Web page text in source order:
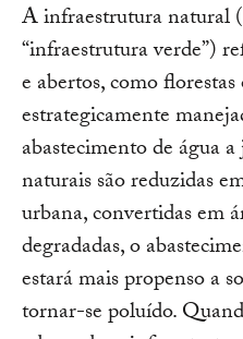
A infraestrutura natural
“infraestrutura verde”)
e abertos, como
estrategicamente
abastecimento de água
naturais são reduzidas
urbana, convertidas em
degradadas, o
estará mais propenso a
tornar-se poluído.